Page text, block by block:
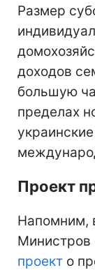
Размер
доходов
большую
пределах
Проект
Напомним,
Министров
проект о